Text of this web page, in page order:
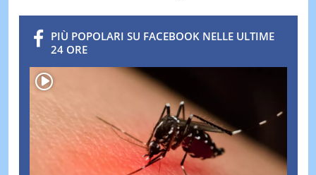
PIÙ POPOLARI SU FACEBOOK NELLE ULTIME
24 ORE